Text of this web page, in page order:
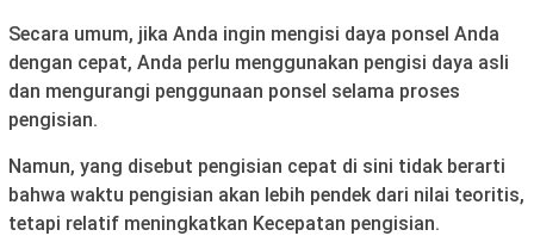
Secara umum, jika Anda ingin mengisi daya ponsel Anda
dengan cepat, Anda perlu menggunakan pengisi daya asli
dan mengurangi penggunaan ponsel selama proses
pengisian.
Namun, yang disebut pengisian cepat di sini tidak berarti
bahwa waktu pengisian akan lebih pendek dari nilai teoritis,
tetapi relatif meningkatkan Kecepatan pengisian.